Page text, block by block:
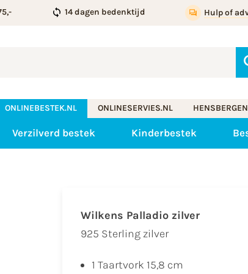
14 dagen bedenktijd Hulp of
ONLINEBESTEK.NL ONLINESERVIES.NL
Verzilverd bestek Kinderbestek
Wilkens Palladio zilver
925 Sterling zilver
1 Taartvork 15,8 cm